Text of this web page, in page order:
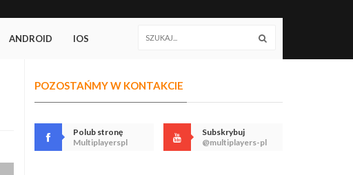
ANDROID IOS
POZOSTAŃMY W KONTAKCIE
Polub stronę
Multiplayerspl
Subskrybuj
@multiplayers-pl